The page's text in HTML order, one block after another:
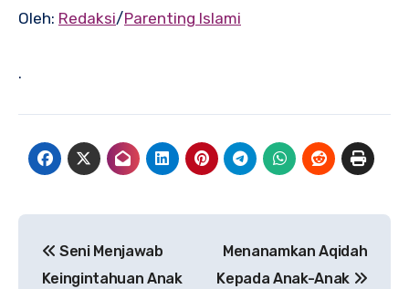
Oleh: Redaksi/Parenting Islami
.
pos
Seni Menjawab
Keingintahuan Anak
Menanamkan Aqidah
Kepada Anak-Anak